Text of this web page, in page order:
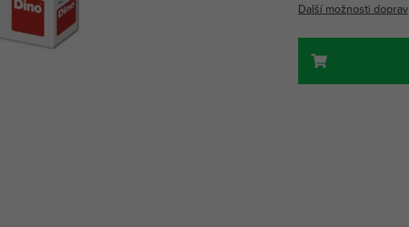
Další možnosti doprav